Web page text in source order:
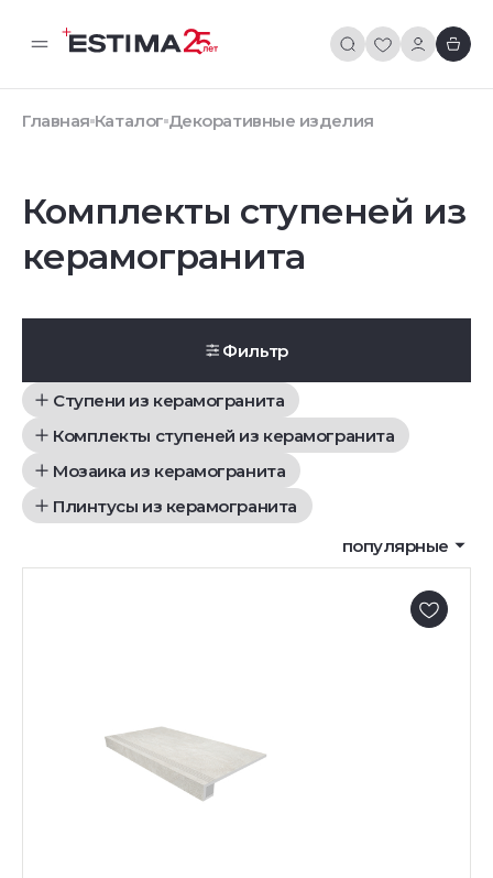
Главная Каталог Декоративные изделия
Комплекты ступеней из
керамогранита
Фильтр
Ступени из керамогранита
Комплекты ступеней из керамогранита
Мозаика из керамогранита
Плинтусы из керамогранита
популярные